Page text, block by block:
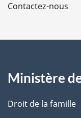
a
e
Contactez-nous
Ministère
Droit de la famille